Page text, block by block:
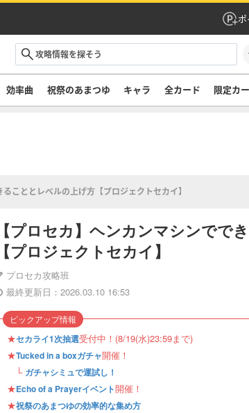
効率曲 祝祭のあまつゆ キャラ 全カード 限定カ
こととレベルの上げ方【プロジェクトセカイ】
【プロセカ】ヘンカンマシンでで
【プロジェクトセカイ】
プロセカ攻略班
最終更新日：2026.03.10 16:53
★セカライ1次抽選受付中！(8/19(水)23:59まで)
★Tucked in a boxガチャ開催！
└ ガチャシミュで運試し！
★Echo of a Prayerイベント開催！
★祝祭のあまつゆの効率的な集め方
ピックアップ情報